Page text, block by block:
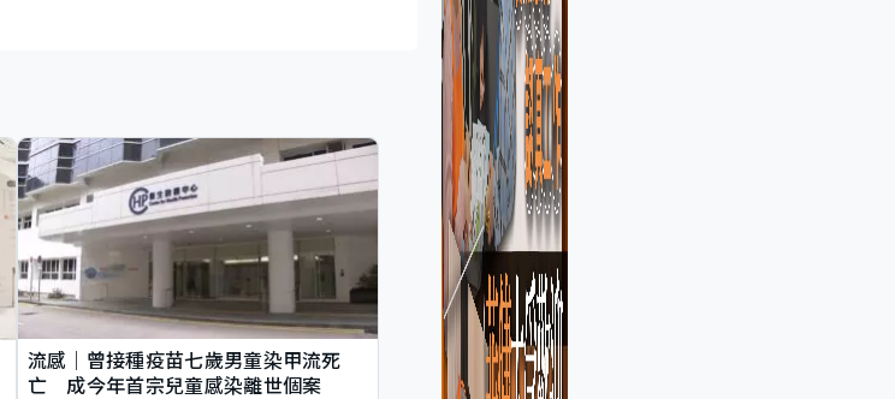
流感｜曾接種疫苗七歲男童染甲流死
亡 成今年首宗兒童感染離世個案